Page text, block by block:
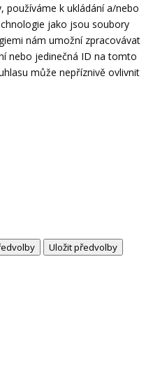
používáme k ukládání a/nebo
jako jsou soubory
nám umožní zpracovávat
nebo jedinečná ID na tomto
může nepříznivě ovlivnit
Uložit předvolby